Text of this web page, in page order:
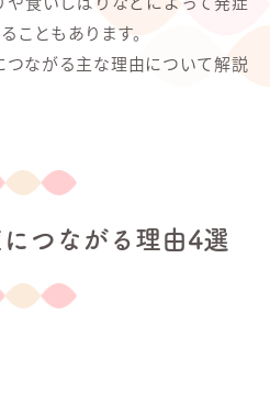
こともあります。
ながる主な理由について解説
つながる理由4選